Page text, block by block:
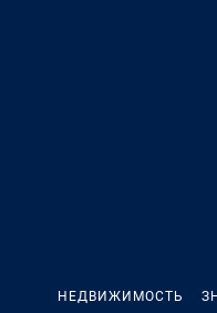
НЕДВИЖИМОСТЬ